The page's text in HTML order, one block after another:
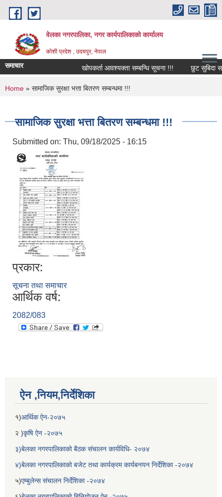
Skip to main content
वेलका नगरपालिका, नगर कार्यपालिकाको कार्यालय
कोशी प्रदेश , उदयपुर, नेपाल
समाचार खोपकर्ता आवश्यक्ता सम्बन्धि सूचना !!! छुट सुबिदा
You are here
Home » सामाजिक सुरक्षा भत्ता बितरण सम्बन्धमा !!!
सामाजिक सुरक्षा भत्ता बितरण सम्बन्धमा !!!
Submitted on: Thu, 09/18/2025 - 16:15
प्रकार:
सूचना तथा समाचार
आर्थिक वर्ष:
2082/083
ऐन ,नियम,निर्देशिका
१)आर्थिक ऐन-२०७५
२ )कृषि ऐन -२०७५
३)बेलका नगरपालिकाको बैठक संचालन कार्यविधि- २०७४
४)बेलका नगरपालिकाको बजेट तथा कार्यक्रम कार्यबनयन निर्देशिका -२०७४
५)एम्बुलेन्स संचालन निर्देशिका -२०७४